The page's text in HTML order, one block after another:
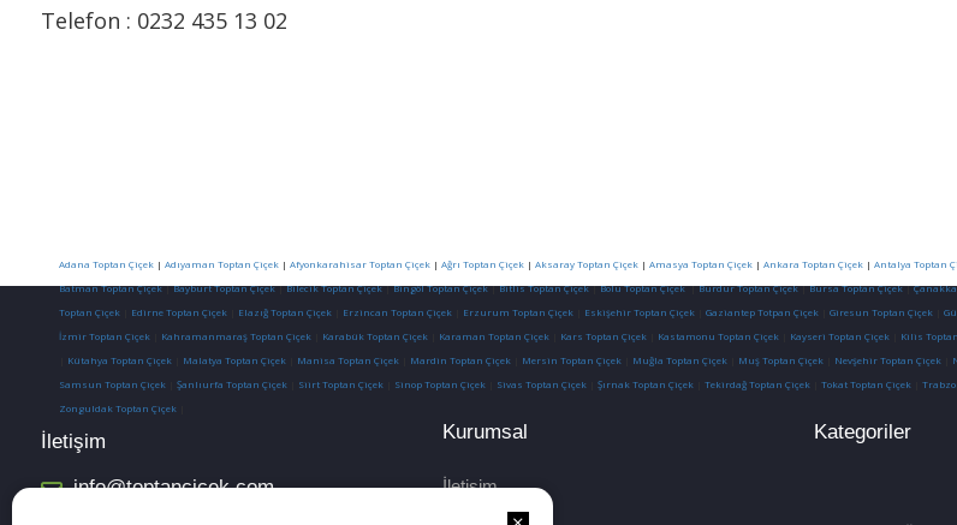
Telefon : 0232 435 13 02
Adana Toptan Çiçek| Adıyaman Toptan Çiçek| Afyonkarahisar Toptan Çiçek| Ağrı Toptan Çiçek| Aksaray Toptan Çiçek| Amasya Toptan Çiçek| Ankara Toptan Çiçek| Antalya Toptan
Batman Toptan Çiçek|Bayburt Toptan Çiçek|Bilecik Toptan Çiçek|Bingöl Toptan Çiçek|Bitlis Toptan Çiçek|Bolu Toptan Çiçek|Burdur Toptan Çiçek|Bursa Toptan Çiçek|
Toptan Çiçek
Edirne Toptan Çiçek Elazığ Toptan Çiçek Erzincan Toptan Çiçek Erzurum Toptan Çiçek Eskişehir Toptan Çiçek Gaziantep Totpan Çiçek Giresun Toptan Çiçek
İzmir Toptan Çiçek
Kahramanmaraş Toptan Çiçek Karabük Toptan Çiçek Karaman Toptan Çiçek Kars Toptan Çiçek Kastamonu Toptan Çiçek Kayseri Toptan Çiçek Kilis
Kütahya Toptan Çiçek Malatya Toptan Çiçek Manisa Toptan Çiçek Mardin Toptan Çiçek Mersin Toptan Çiçek Muğla Toptan Çiçek Muş Toptan Çiçek Nevşehir Toptan Çiçek
Samsun Toptan Çiçek
Şanlıurfa Toptan Çiçek Siirt Toptan Çiçek Sinop Toptan Çiçek Sivas Toptan Çiçek Şırnak Toptan Çiçek Tekirdağ Toptan Çiçek Tokat Toptan Çiçek
Zonguldak Toptan Çiçek
İletişim
info@toptancicek.com
Kurumsal
İletişim
Kategoriler